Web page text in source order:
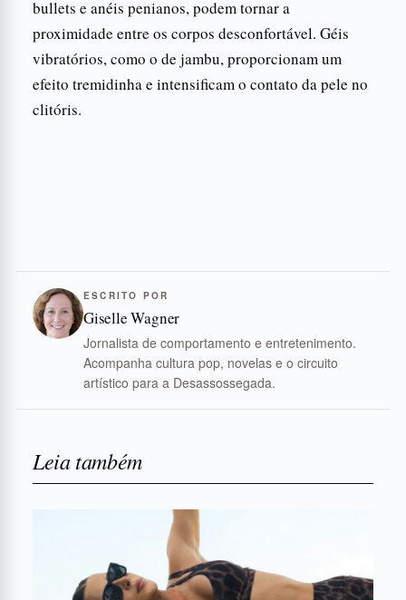
bullets e anéis penianos, podem tornar a
proximidade entre os corpos desconfortável. Géis
vibratórios, como o de jambu, proporcionam um
efeito tremidinha e intensificam o contato da pele no
clitóris.
ESCRITO POR
Giselle Wagner
Jornalista de comportamento e entretenimento.
Acompanha cultura pop, novelas e o circuito
artístico para a Desassossegada.
Leia também